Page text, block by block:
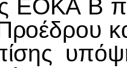
ΕΟΚΑ Β
oέδρoυ